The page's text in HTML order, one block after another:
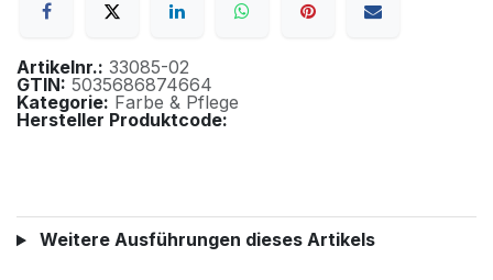
Artikelnr.: 33085-02
GTIN: 5035686874664
Kategorie: Farbe & Pflege
Hersteller Produktcode:
Weitere Ausführungen dieses Artikels